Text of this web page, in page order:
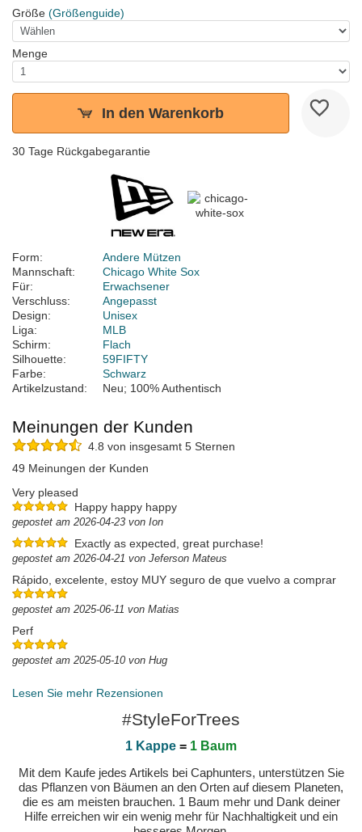
Größe (Größenguide)
Menge
In den Warenkorb
30 Tage Rückgabegarantie
Form:
Andere Mützen
Mannschaft:
Chicago White Sox
Für:
Erwachsener
Verschluss:
Angepasst
Design:
Unisex
Liga:
MLB
Schirm:
Flach
Silhouette:
59FIFTY
Farbe:
Schwarz
Artikelzustand:
Neu; 100% Authentisch
Meinungen der Kunden
4.8 von insgesamt 5 Sternen
49 Meinungen der Kunden
Very pleased
Happy happy happy
gepostet am 2026-04-23 von Ion
Exactly as expected, great purchase!
gepostet am 2026-04-21 von Jeferson Mateus
Rápido, excelente, estoy MUY seguro de que vuelvo a comprar
gepostet am 2025-06-11 von Matias
Perf
gepostet am 2025-05-10 von Hug
Lesen Sie mehr Rezensionen
#StyleForTrees
1 Kappe = 1 Baum
Mit dem Kaufe jedes Artikels bei Caphunters, unterstützen Sie
das Pflanzen von Bäumen an den Orten auf diesem Planeten,
die es am meisten brauchen. 1 Baum mehr und Dank deiner
Hilfe erreichen wir ein wenig mehr für Nachhaltigkeit und ein